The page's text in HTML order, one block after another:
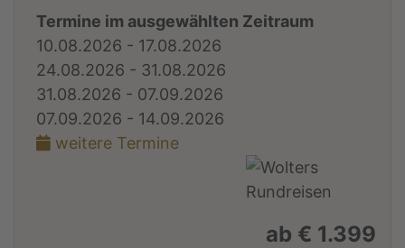
Termine im ausgewählten Zeitraum
10.08.2026 - 17.08.2026
24.08.2026 - 31.08.2026
31.08.2026 - 07.09.2026
07.09.2026 - 14.09.2026
weitere Termine
ab € 1.399